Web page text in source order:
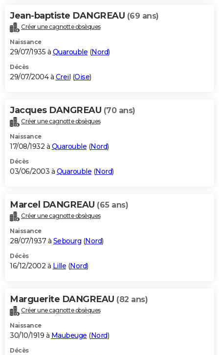
Jean-baptiste DANGREAU (69 ans)
Créer une cagnotte obsèques
Naissance
29/07/1935 à Quarouble (Nord)
Décès
29/07/2004 à Creil (Oise)
Jacques DANGREAU (70 ans)
Créer une cagnotte obsèques
Naissance
17/08/1932 à Quarouble (Nord)
Décès
03/06/2003 à Quarouble (Nord)
Marcel DANGREAU (65 ans)
Créer une cagnotte obsèques
Naissance
28/07/1937 à Sebourg (Nord)
Décès
16/12/2002 à Lille (Nord)
Marguerite DANGREAU (82 ans)
Créer une cagnotte obsèques
Naissance
30/10/1919 à Maubeuge (Nord)
Décès